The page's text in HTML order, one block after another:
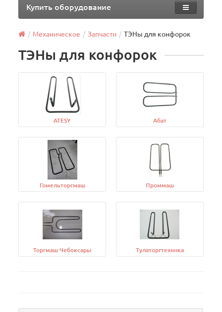
Купить оборудование
Механическое Запчасти ТЭНы для конфорок
ТЭНы для конфорок
ATESY Абат
Гомельторгмаш Проммаш
Торгмаш Чебоксары Тулаторгтехника